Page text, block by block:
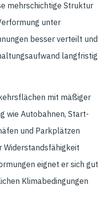
mehrschichtige Struktur
unter
besser verteilt und
langfristig
mit mäßiger
wie Autobahnen, Start-
und Parkplätzen
Widerstandsfähigkeit
eignet er sich gut
Klimabedingungen